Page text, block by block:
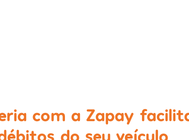
com a Zapay
do seu veículo